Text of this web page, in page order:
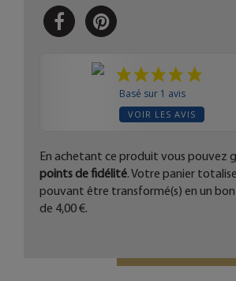
PARTAGERPINTEREST
Basé sur 1 avis
VOIR LES AVIS
En achetant ce produit vous pouvez
points de fidélité. Votre panier
pouvant être transformé(s) en un
de 4,00 €.